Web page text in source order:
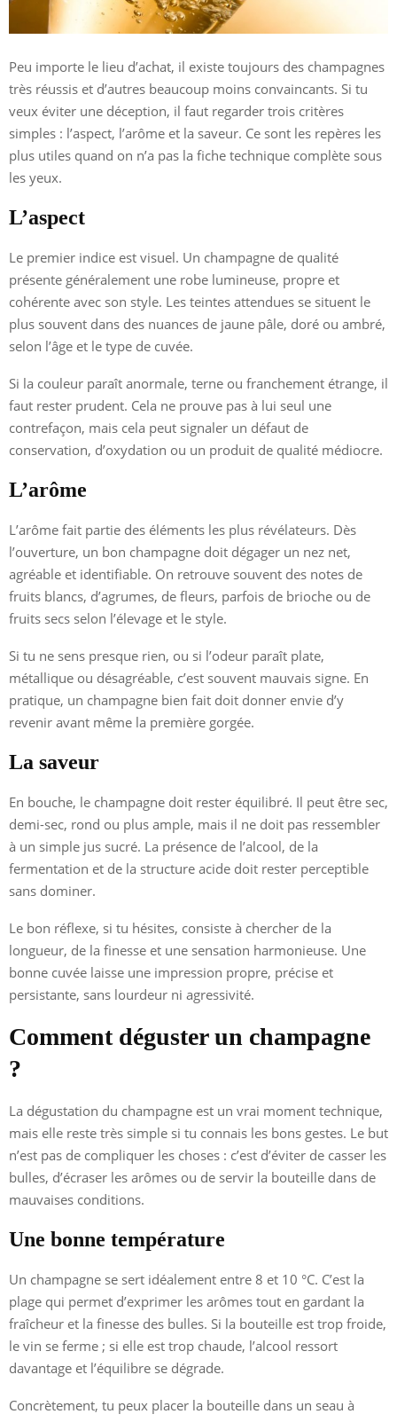
Peu importe le lieu d’achat, il existe toujours des champagnes
très réussis et d’autres beaucoup moins convaincants. Si tu
veux éviter une déception, il faut regarder trois critères
simples : l’aspect, l’arôme et la saveur. Ce sont les repères les
plus utiles quand on n’a pas la fiche technique complète sous
les yeux.
L’aspect
Le premier indice est visuel. Un champagne de qualité
présente généralement une robe lumineuse, propre et
cohérente avec son style. Les teintes attendues se situent le
plus souvent dans des nuances de jaune pâle, doré ou ambré,
selon l’âge et le type de cuvée.
Si la couleur paraît anormale, terne ou franchement étrange, il
faut rester prudent. Cela ne prouve pas à lui seul une
contrefaçon, mais cela peut signaler un défaut de
conservation, d’oxydation ou un produit de qualité médiocre.
L’arôme
L’arôme fait partie des éléments les plus révélateurs. Dès
l’ouverture, un bon champagne doit dégager un nez net,
agréable et identifiable. On retrouve souvent des notes de
fruits blancs, d’agrumes, de fleurs, parfois de brioche ou de
fruits secs selon l’élevage et le style.
Si tu ne sens presque rien, ou si l’odeur paraît plate,
métallique ou désagréable, c’est souvent mauvais signe. En
pratique, un champagne bien fait doit donner envie d’y
revenir avant même la première gorgée.
La saveur
En bouche, le champagne doit rester équilibré. Il peut être sec,
demi-sec, rond ou plus ample, mais il ne doit pas ressembler
à un simple jus sucré. La présence de l’alcool, de la
fermentation et de la structure acide doit rester perceptible
sans dominer.
Le bon réflexe, si tu hésites, consiste à chercher de la
longueur, de la finesse et une sensation harmonieuse. Une
bonne cuvée laisse une impression propre, précise et
persistante, sans lourdeur ni agressivité.
Comment déguster un champagne
?
La dégustation du champagne est un vrai moment technique,
mais elle reste très simple si tu connais les bons gestes. Le but
n’est pas de compliquer les choses : c’est d’éviter de casser les
bulles, d’écraser les arômes ou de servir la bouteille dans de
mauvaises conditions.
Une bonne température
Un champagne se sert idéalement entre 8 et 10 °C. C’est la
plage qui permet d’exprimer les arômes tout en gardant la
fraîcheur et la finesse des bulles. Si la bouteille est trop froide,
le vin se ferme ; si elle est trop chaude, l’alcool ressort
davantage et l’équilibre se dégrade.
Concrètement, tu peux placer la bouteille dans un seau à